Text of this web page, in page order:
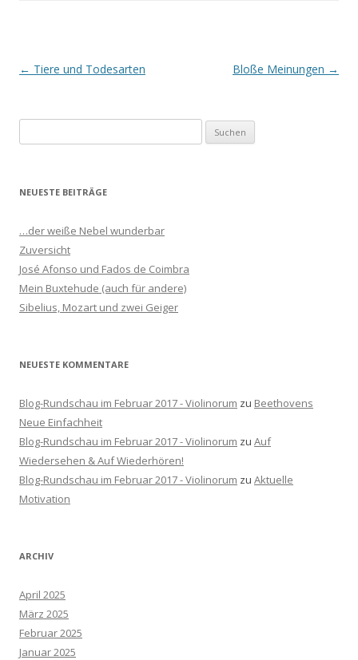
Beitrags-
← Tiere und Todesarten Bloße Meinungen →
u
h
n
a
c
h
NEUESTE BEITRÄGE
…der weiße Nebel wunderbar
Zuversicht
José Afonso und Fados de Coimbra
Mein Buxtehude (auch für andere)
Sibelius, Mozart und zwei Geiger
NEUESTE KOMMENTARE
Blog-Rundschau im Februar 2017 - Violinorum zu Beethovens
Neue Einfachheit
Blog-Rundschau im Februar 2017 - Violinorum zu Auf
Wiedersehen & Auf Wiederhören!
Blog-Rundschau im Februar 2017 - Violinorum zu Aktuelle
Motivation
ARCHIV
April 2025
März 2025
Februar 2025
Januar 2025